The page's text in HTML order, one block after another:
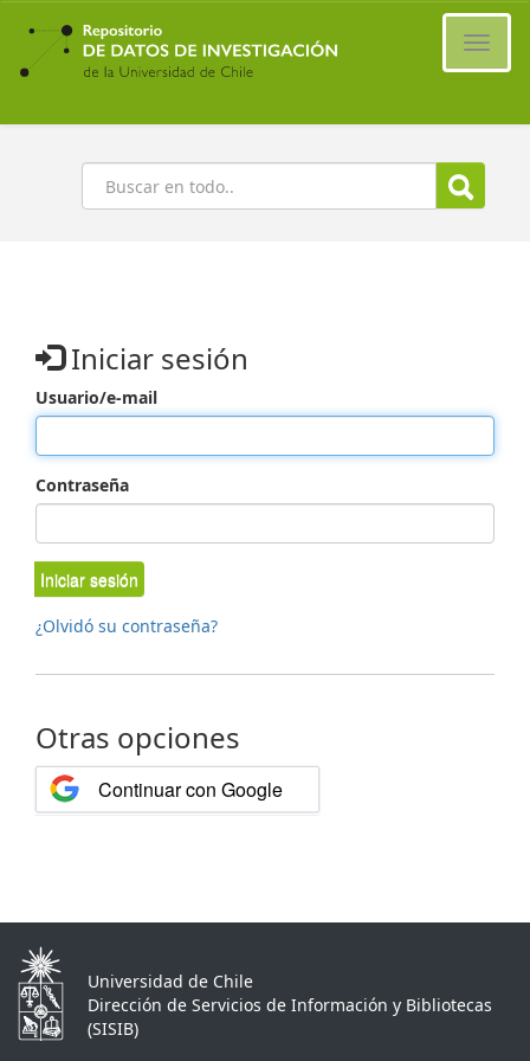
Ir
contenido
principal
Buscar
Iniciar sesión
Usuario/e-mail
Contraseña
Iniciar sesión
¿Olvidó su contraseña?
Otras opciones
Continuar con Google
Universidad de Chile
Dirección de Servicios de Información y Bibliotecas
(SISIB)